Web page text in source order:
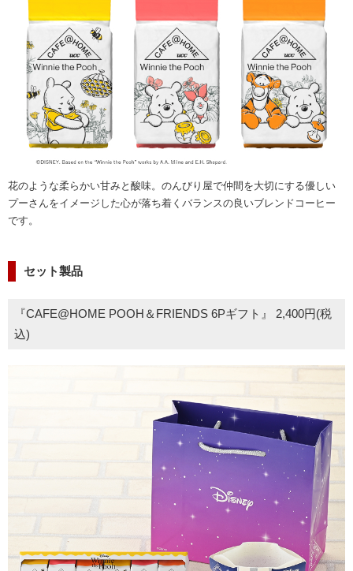
花のような柔らかい甘みと酸味。のんびり屋で仲間を大切にする優しい
プーさんをイメージした心が落ち着くバランスの良いブレンドコーヒー
です。
セット製品
『CAFE@HOME POOH＆FRIENDS 6Pギフト』 2,400円(税
込)